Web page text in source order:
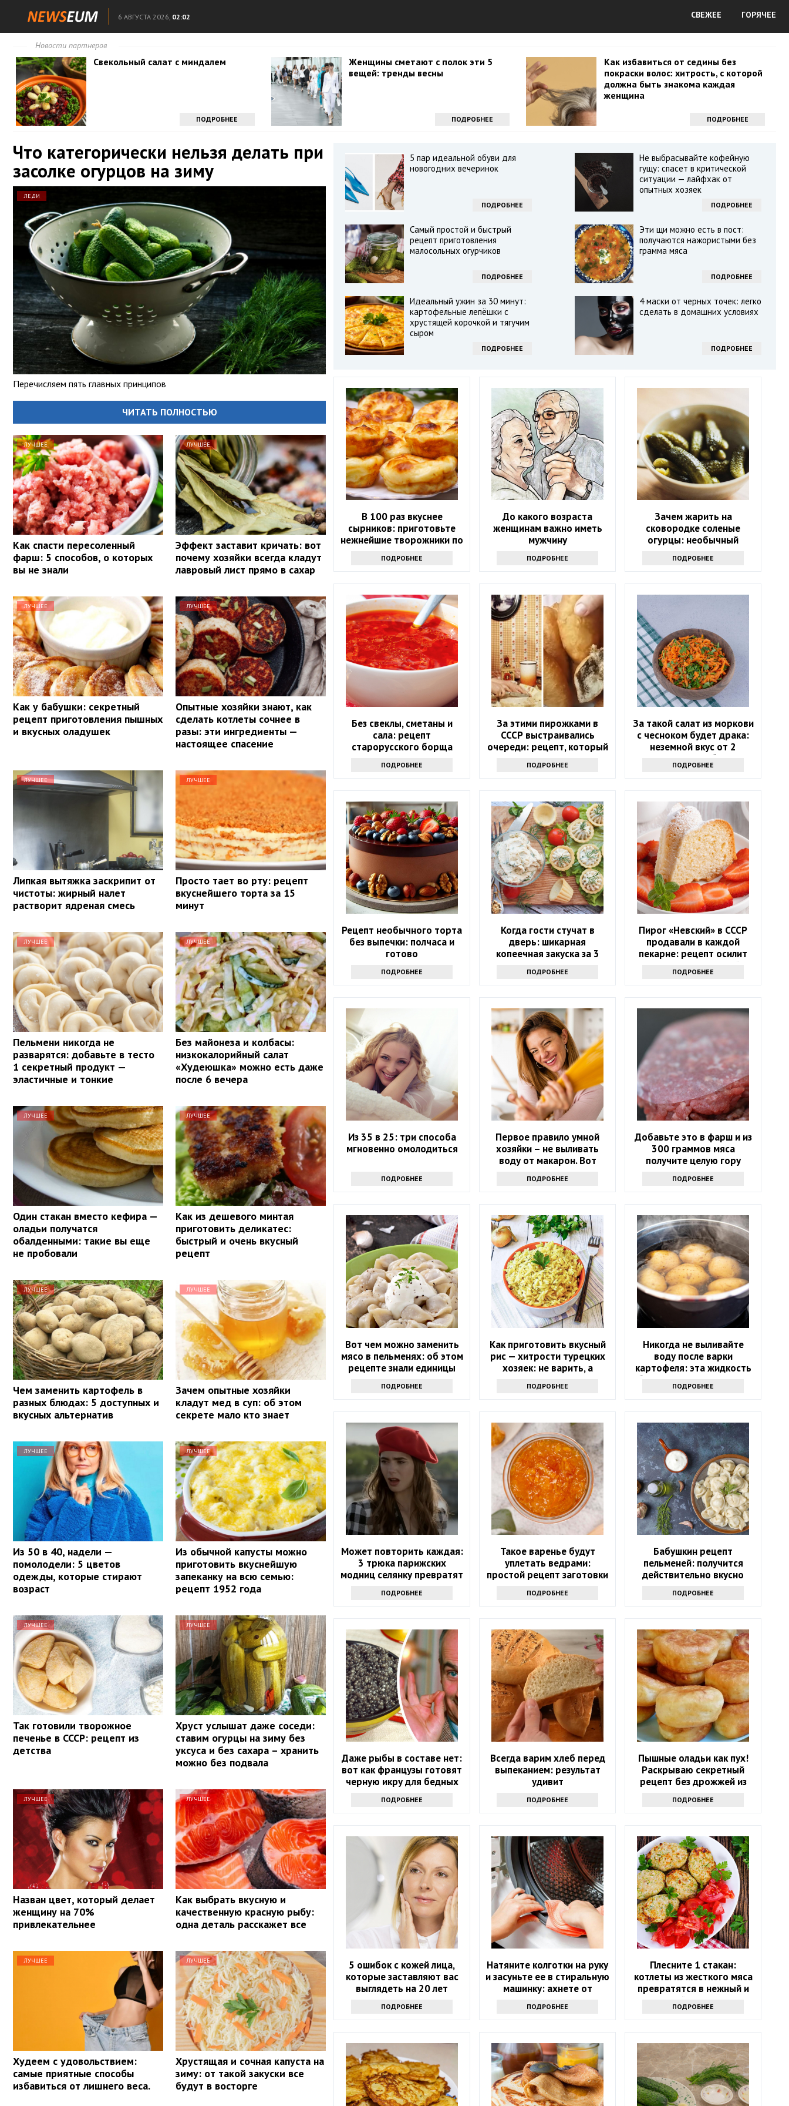
6 АВГУСТА 2026, 02:02 СВЕЖЕЕ ГОРЯЧЕЕ
Новости партнеров
Свекольный салат с миндалем
ПОДРОБНЕЕ
Женщины сметают с полок эти 5
вещей: тренды весны
ПОДРОБНЕЕ
Как избавиться от седины без
покраски волос: хитрость, с которой
должна быть знакома каждая
женщина
ПОДРОБНЕЕ
Что категорически нельзя делать при
засолке огурцов на зиму
ЛЕДИ
Перечисляем пять главных принципов
ЧИТАТЬ ПОЛНОСТЬЮ
ЛУЧШЕЕ
Как спасти пересоленный
фарш: 5 способов, о которых
вы не знали
ЛУЧШЕЕ
Эффект заставит кричать: вот
почему хозяйки всегда кладут
лавровый лист прямо в сахар
ЛУЧШЕЕ
Как у бабушки: секретный
рецепт приготовления пышных
и вкусных оладушек
ЛУЧШЕЕ
Опытные хозяйки знают, как
сделать котлеты сочнее в
разы: эти ингредиенты —
настоящее спасение
ЛУЧШЕЕ
Липкая вытяжка заскрипит от
чистоты: жирный налет
растворит ядреная смесь
ЛУЧШЕЕ
Просто тает во рту: рецепт
вкуснейшего торта за 15
минут
ЛУЧШЕЕ
Пельмени никогда не
разварятся: добавьте в тесто
1 секретный продукт —
эластичные и тонкие
ЛУЧШЕЕ
Без майонеза и колбасы:
низкокалорийный салат
«Худеюшка» можно есть даже
после 6 вечера
ЛУЧШЕЕ
Один стакан вместо кефира —
оладьи получатся
обалденными: такие вы еще
не пробовали
ЛУЧШЕЕ
Как из дешевого минтая
приготовить деликатес:
быстрый и очень вкусный
рецепт
ЛУЧШЕЕ
Чем заменить картофель в
разных блюдах: 5 доступных и
вкусных альтернатив
ЛУЧШЕЕ
Зачем опытные хозяйки
кладут мед в суп: об этом
секрете мало кто знает
ЛУЧШЕЕ
Из 50 в 40, надели —
помолодели: 5 цветов
одежды, которые стирают
возраст
ЛУЧШЕЕ
Из обычной капусты можно
приготовить вкуснейшую
запеканку на всю семью:
рецепт 1952 года
ЛУЧШЕЕ
Так готовили творожное
печенье в СССР: рецепт из
детства
ЛУЧШЕЕ
Хруст услышат даже соседи:
ставим огурцы на зиму без
уксуса и без сахара – хранить
можно без подвала
ЛУЧШЕЕ
Назван цвет, который делает
женщину на 70%
привлекательнее
ЛУЧШЕЕ
Как выбрать вкусную и
качественную красную рыбу:
одна деталь расскажет все
ЛУЧШЕЕ
Худеем с удовольствием:
самые приятные способы
избавиться от лишнего веса.
ЛУЧШЕЕ
Хрустящая и сочная капуста на
зиму: от такой закуски все
будут в восторге
5 пар идеальной обуви для
новогодних вечеринок
ПОДРОБНЕЕ
Не выбрасывайте кофейную
гущу: спасет в критической
ситуации — лайфхак от
опытных хозяек
ПОДРОБНЕЕ
Самый простой и быстрый
рецепт приготовления
малосольных огурчиков
ПОДРОБНЕЕ
Эти щи можно есть в пост:
получаются нажористыми без
грамма мяса
ПОДРОБНЕЕ
Идеальный ужин за 30 минут:
картофельные лепёшки с
хрустящей корочкой и тягучим
сыром
ПОДРОБНЕЕ
4 маски от черных точек: легко
сделать в домашних условиях
ПОДРОБНЕЕ
В 100 раз вкуснее
сырников: приготовьте
нежнейшие творожники по
ПОДРОБНЕЕ
До какого возраста
женщинам важно иметь
мужчину
ПОДРОБНЕЕ
Зачем жарить на
сковородке соленые
огурцы: необычный
повторять каждый день
ПОДРОБНЕЕ
Без свеклы, сметаны и
сала: рецепт
старорусского борща
равнодушным
ПОДРОБНЕЕ
За этими пирожками в
СССР выстраивались
очереди: рецепт, который
дома
ПОДРОБНЕЕ
За такой салат из моркови
с чесноком будет драка:
неземной вкус от 2
секретных добавок
ПОДРОБНЕЕ
Рецепт необычного торта
без выпечки: полчаса и
готово
ПОДРОБНЕЕ
Когда гости стучат в
дверь: шикарная
копеечная закуска за 3
ПОДРОБНЕЕ
Пирог «Невский» в СССР
продавали в каждой
пекарне: рецепт осилит
даже неопытная хозяйка
ПОДРОБНЕЕ
Из 35 в 25: три способа
мгновенно омолодиться
ПОДРОБНЕЕ
Первое правило умной
хозяйки – не выливать
воду от макарон. Вот
ПОДРОБНЕЕ
Добавьте это в фарш и из
300 граммов мяса
получите целую гору
ПОДРОБНЕЕ
Вот чем можно заменить
мясо в пельменях: об этом
рецепте знали единицы
ПОДРОБНЕЕ
Как приготовить вкусный
рис — хитрости турецких
хозяек: не варить, а
ПОДРОБНЕЕ
Никогда не выливайте
воду после варки
картофеля: эта жидкость
буквально на вес золота
ПОДРОБНЕЕ
Может повторить каждая:
3 трюка парижских
модниц селянку превратят
ПОДРОБНЕЕ
Такое варенье будут
уплетать ведрами:
простой рецепт заготовки
ПОДРОБНЕЕ
Бабушкин рецепт
пельменей: получится
действительно вкусно
ПОДРОБНЕЕ
Даже рыбы в составе нет:
вот как французы готовят
черную икру для бедных
ПОДРОБНЕЕ
Всегда варим хлеб перед
выпеканием: результат
удивит
ПОДРОБНЕЕ
Пышные оладьи как пух!
Раскрываю секретный
рецепт без дрожжей из
маминой тетради
ПОДРОБНЕЕ
5 ошибок с кожей лица,
которые заставляют вас
выглядеть на 20 лет
ПОДРОБНЕЕ
Натяните колготки на руку
и засуньте ее в стиральную
машинку: ахнете от
ПОДРОБНЕЕ
Плесните 1 стакан:
котлеты из жесткого мяса
превратятся в нежный и
сочный деликатес
ПОДРОБНЕЕ